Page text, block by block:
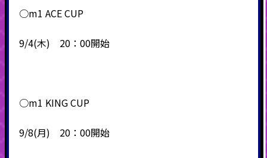
○m1 ACE CUP
9/4(木) 20：00開始
○m1 KING CUP
9/8(月) 20：00開始